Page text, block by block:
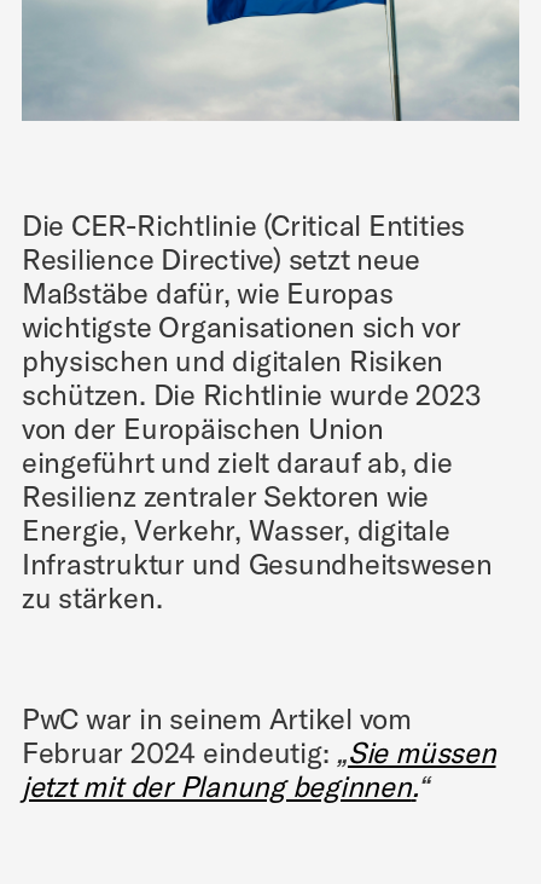
Die CER-Richtlinie (Critical Entities
Resilience Directive) setzt neue
Maßstäbe dafür, wie Europas
wichtigste Organisationen sich vor
physischen und digitalen Risiken
schützen. Die Richtlinie wurde 2023
von der Europäischen Union
eingeführt und zielt darauf ab, die
Resilienz zentraler Sektoren wie
Energie, Verkehr, Wasser, digitale
Infrastruktur und Gesundheitswesen
zu stärken.
PwC war in seinem Artikel vom
Februar 2024 eindeutig: „Sie müssen
jetzt mit der Planung beginnen.“